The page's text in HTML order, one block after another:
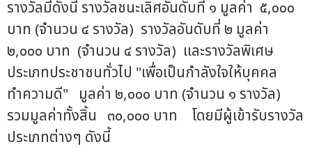
รางวัลมีดังนี้ รางวัลชนะเลิศอันดับที่ ๑ มูลค่า ๕,๐๐๐
บาท (จำนวน ๔ รางวัล) รางวัลอันดับที่ ๒ มูลค่า
๒,๐๐๐ บาท (จำนวน ๔ รางวัล) และรางวัลพิเศษ
ประเภทประชาชนทั่วไป "เพื่อเป็นกำลังใจให้บุคคล
ทำความดี" มูลค่า ๒,๐๐๐ บาท (จำนวน ๑ รางวัล)
รวมมูลค่าทั้งสิ้น ๓๐,๐๐๐ บาท โดยมีผู้เข้ารับรางวัล
ประเภทต่างๆ ดังนี้